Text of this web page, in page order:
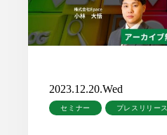
2023.12.20.Wed
セミナー プレスリリース